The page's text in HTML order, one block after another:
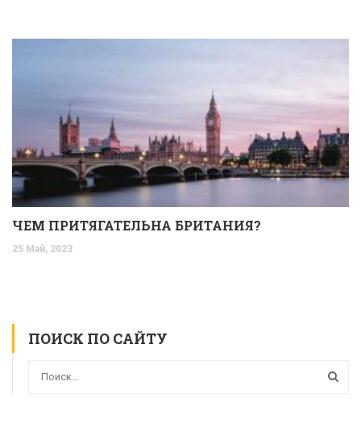
ЧЕМ ПРИТЯГАТЕЛЬНА БРИТАНИЯ?
25 Май, 2023
ПОИСК ПО САЙТУ